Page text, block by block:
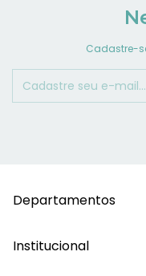
Cadastre-
Departamentos
Institucional